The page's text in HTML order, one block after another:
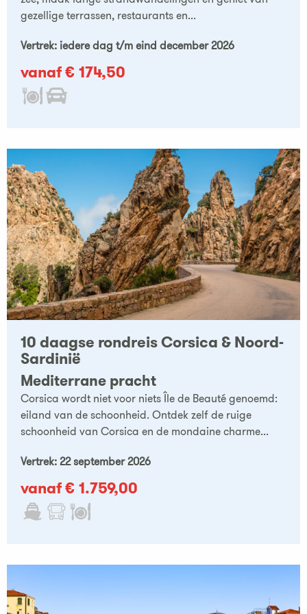
gezellige terrassen, restaurants en...
Vertrek: iedere dag t/m eind december 2026
vanaf € 174,50
10 daagse rondreis Corsica & Noord-
Sardinië
Mediterrane pracht
Corsica wordt niet voor niets Île de Beauté genoemd:
eiland van de schoonheid. Ontdek zelf de ruige
schoonheid van Corsica en de mondaine charme...
Vertrek: 22 september 2026
vanaf € 1.759,00